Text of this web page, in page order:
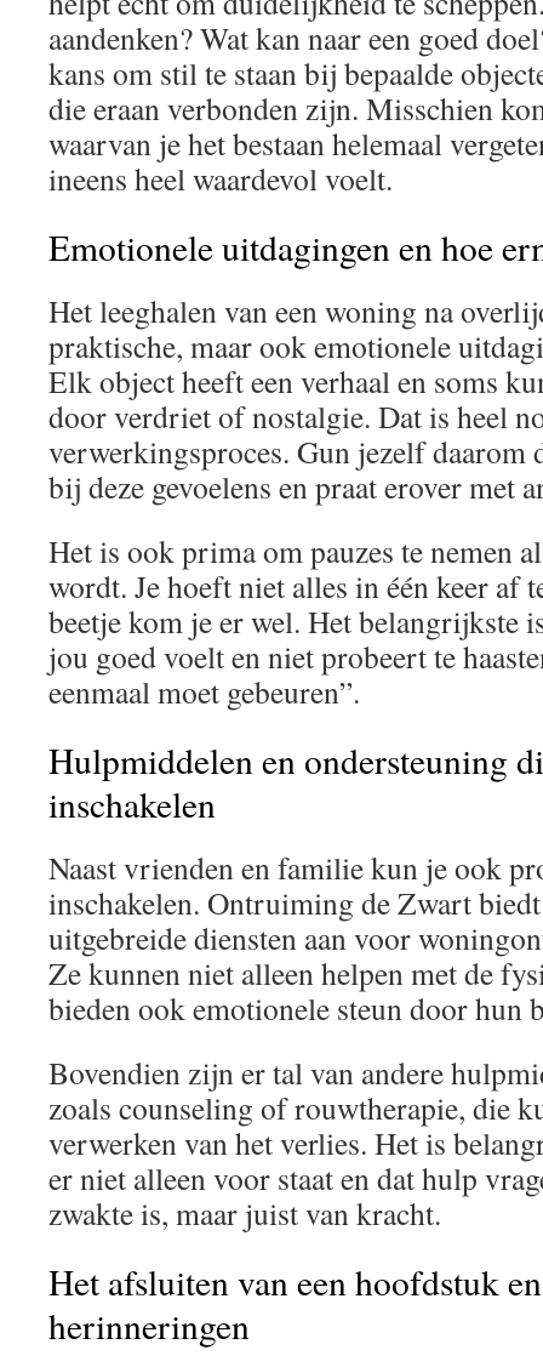
aandenken? Wat kan naar een goed
kans om stil te staan bij bepaalde
die eraan verbonden zijn. Misschien
waarvan je het bestaan helemaal
ineens heel waardevol voelt.
Emotionele uitdagingen en hoe
Het leeghalen van een woning na
praktische, maar ook emotionele
Elk object heeft een verhaal en soms
door verdriet of nostalgie. Dat is heel
verwerkingsproces. Gun jezelf daarom
bij deze gevoelens en praat erover met
Het is ook prima om pauzes te nemen
wordt. Je hoeft niet alles in één keer af
beetje kom je er wel. Het belangrijkste
jou goed voelt en niet probeert te
eenmaal moet gebeuren”.
Hulpmiddelen en ondersteuning
inschakelen
Naast vrienden en familie kun je ook
inschakelen. Ontruiming de Zwart
uitgebreide diensten aan voor
Ze kunnen niet alleen helpen met de
bieden ook emotionele steun door hun
Bovendien zijn er tal van andere
zoals counseling of rouwtherapie, die
verwerken van het verlies. Het is
er niet alleen voor staat en dat hulp
zwakte is, maar juist van kracht.
Het afsluiten van een hoofdstuk
herinneringen